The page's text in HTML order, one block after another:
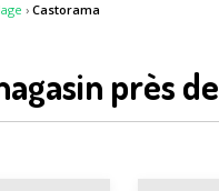
› Castorama
près